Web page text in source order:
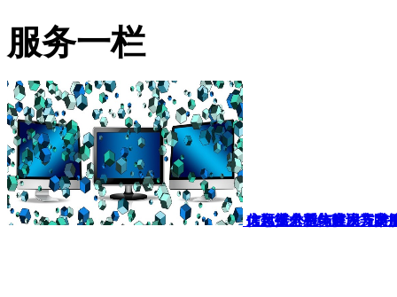
服务一栏
信息技术整体解决方案
IT运维外包与技术支持
大数据分析与应用开发
信息安全系统建设与防